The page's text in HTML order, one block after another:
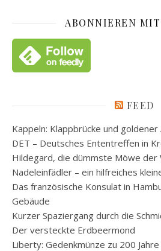
ABONNIEREN
FEED
Kappeln: Klappbrücke und
DET – Deutsches Ententreffen in
Hildegard, die dümmste Möwe der
Nadeleinfädler – ein hilfreiches
Das französische Konsulat in
Gebäude
Kurzer Spaziergang durch die
Der versteckte Erdbeermond
Liberty: Gedenkmünze zu 200